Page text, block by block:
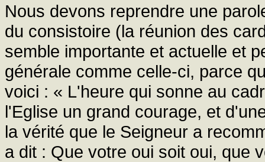
Nous devons reprendre une
du consistoire (la réunion des
semble importante et actuelle et
générale comme celle-ci, parce
voici : « L'heure qui sonne au
l'Eglise un grand courage, et
la vérité que le Seigneur a
a dit : Que votre oui soit oui, que